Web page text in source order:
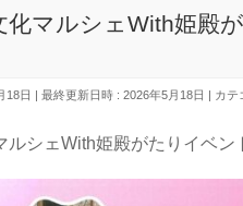
化マルシェWith姫殿
18日 最終更新日時 : 2026年5月18日 カテ
ルシェWith姫殿がたりイベン